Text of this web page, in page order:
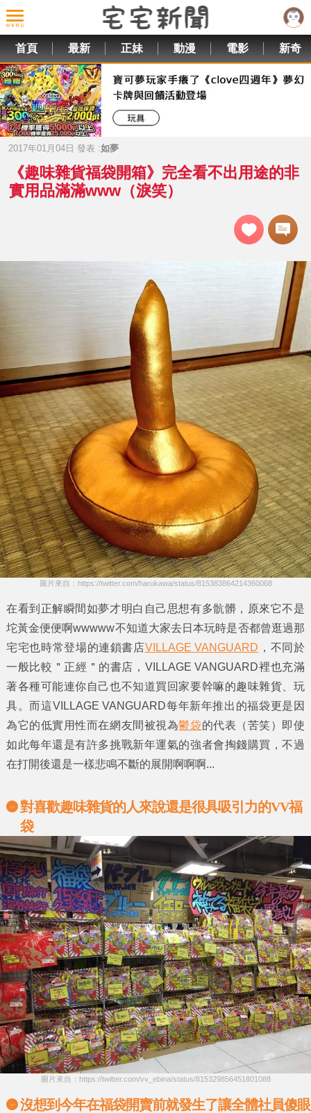
首頁 最新 正妹 動漫 電影 新奇
2017年01月04日 發表 :如夢
《趣味雜貨福袋開箱》完全看不出用途的非
實用品滿滿www（淚笑）
圖片來自：https://twitter.com/harukawa/status/815383864214360068
在看到正解瞬間如夢才明白自己思想有多骯髒，原來它不是
坨黃金便便啊wwwww不知道大家去日本玩時是否都曾逛過那
宅宅也時常登場的連鎖書店VILLAGE VANGUARD ，不同於
一般比較＂正經＂的書店，VILLAGE VANGUARD裡也充滿
著各種可能連你自己也不知道買回家要幹嘛的趣味雜貨 、玩
具。而這VILLAGE VANGUARD每年新年推出的福袋更是因
為它的低實用性而在網友間被視為鬱袋的代表（苦笑）即使
如此每年還是有許多挑戰新年運氣的強者會掏錢購買，不過
在打開後還是一樣悲鳴不斷的展開啊啊啊...
對喜歡趣味雜貨的人來說還是很具吸引力的VV福
袋
圖片來自：https://twitter.com/vv_ebina/status/815329856451801088
沒想到今年在福袋開賣前就發生了讓全體社員傻眼